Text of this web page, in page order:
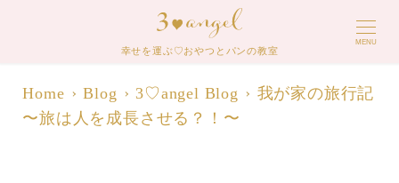
幸せを運ぶ♡おやつとパンの教室
MENU
Home Blog 3♡angel Blog
我が家の旅行記
〜旅は人を成長させる？！〜